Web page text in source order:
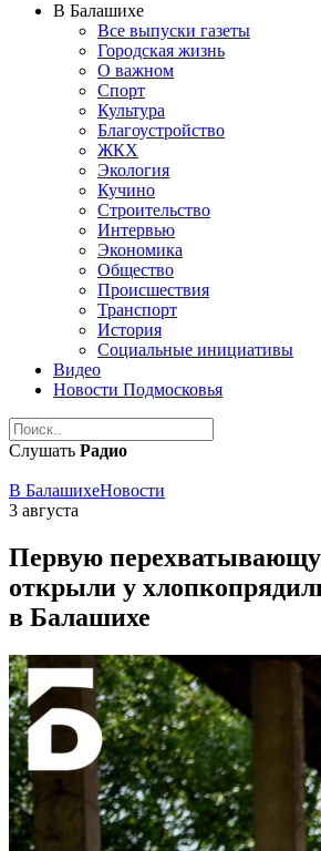
В Балашихе
Все выпуски газеты
Городская жизнь
О важном
Спорт
Культура
Благоустройство
ЖКХ
Экология
Кучино
Строительство
Интервью
Экономика
Общество
Происшествия
Транспорт
История
Социальные инициативы
Видео
Новости Подмосковья
Слушать Радио
В БалашихеНовости
3 августа
Первую
открыли у
в Балашихе